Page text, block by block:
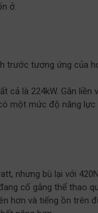
ở.
trước tương ứng của
cả là 224kW. Gắn
một mức độ năng
nhưng bù lại với
cố gắng thể thao
hơn và tiếng ồn